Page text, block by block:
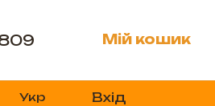
Мій кошик
Укр Вхід